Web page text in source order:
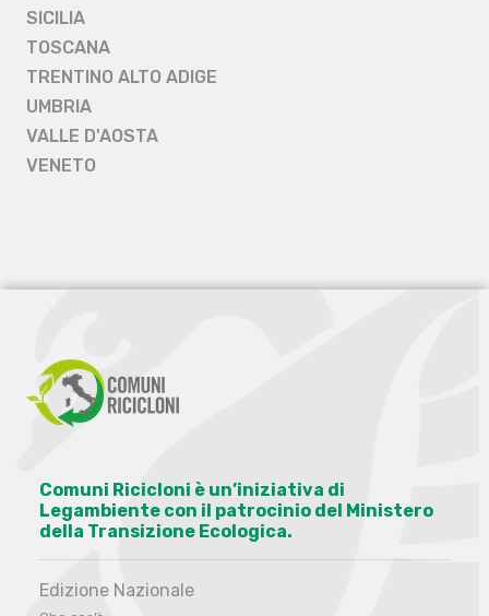
SICILIA
TOSCANA
TRENTINO ALTO ADIGE
UMBRIA
VALLE D'AOSTA
VENETO
Comuni Ricicloni è un’iniziativa di
Legambiente con il patrocinio del Ministero
della Transizione Ecologica.
Edizione Nazionale